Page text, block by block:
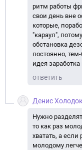
ритм работы
свои день вне
которые,
"караул",
обстановка
постоянно,
идея
ответить
Денис Холодок
Нужно
то как раз
хватать, а
молодому